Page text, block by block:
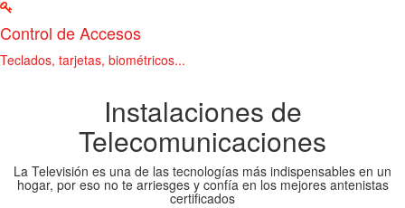
Control de Accesos
Teclados, tarjetas, biométricos...
Instalaciones de
Telecomunicaciones
La Televisión es una de las tecnologías más indispensables en un
hogar, por eso no te arriesges y confía en los mejores antenistas
certificados